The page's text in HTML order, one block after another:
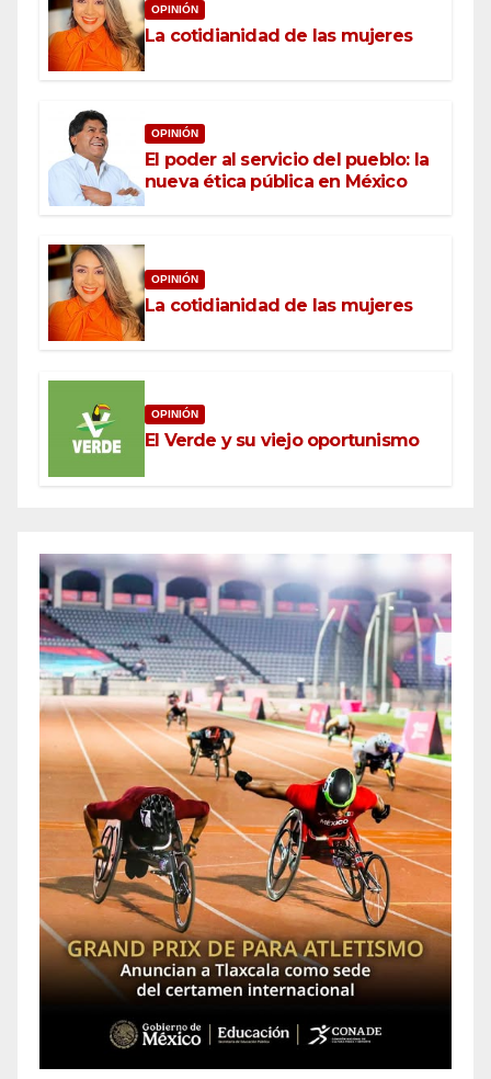
OPINIÓN
La cotidianidad de las mujeres
OPINIÓN
El poder al servicio del pueblo: la
nueva ética pública en México
OPINIÓN
La cotidianidad de las mujeres
OPINIÓN
El Verde y su viejo oportunismo